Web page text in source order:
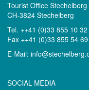
Tourist Office Stechelberg
CH-3824 Stechelberg
Tel. ++41 (0)33 855 10 32
Fax ++41 (0)33 855 54 69
E-Mail:
SOCIAL MEDIA